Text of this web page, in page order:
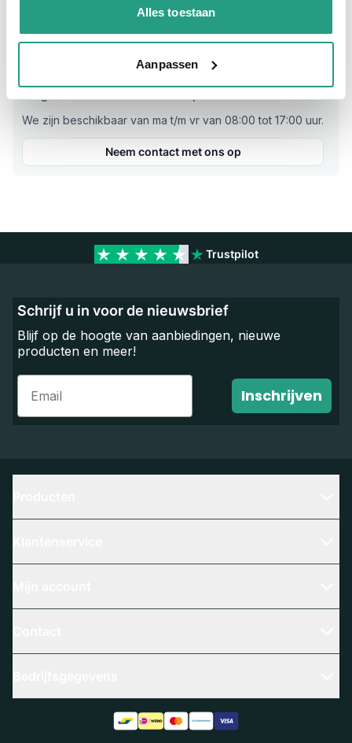
Alles toestaan
Aanpassen
Santoprene
We zijn beschikbaar van ma t/m vr van 08:00 tot 17:00 uur.
Neem contact met ons op
Trustpilot
Schrijf u in voor de nieuwsbrief
Blijf op de hoogte van aanbiedingen, nieuwe
producten en meer!
Email
Inschrijven